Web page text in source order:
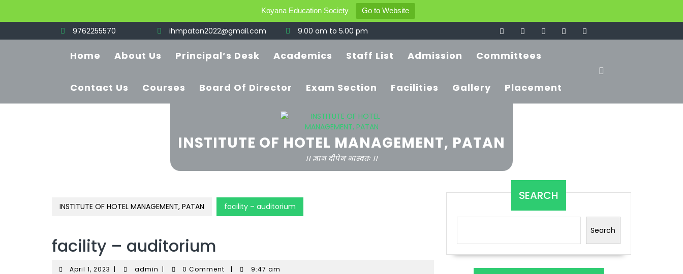
Koyana Education Society Go to Website
to
9762255570 ihmpatan2022@gmail.com 9.00 am to 5.00 pm
Home About Us Principal’s Desk Academics Staff List Admission Committees
Contact Us Courses Board Of Director Exam Section Facilities Gallery Placement
INSTITUTE OF HOTEL MANAGEMENT, PATAN
।। ज्ञान दीपेन भास्वतः ।।
INSTITUTE OF HOTEL MANAGEMENT, PATAN facility – auditorium
facility – auditorium
April 1, 2023 April
| admin admin
| 0 Comment | 9:47 am
SEARCH
Search